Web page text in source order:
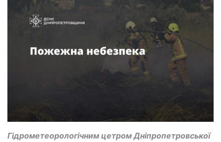
Гідрометеорологічним цетром Дніпропетровської